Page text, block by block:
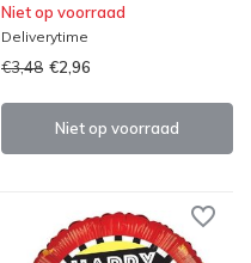
Niet op voorraad
Deliverytime
€3,48 €2,96
Niet op voorraad